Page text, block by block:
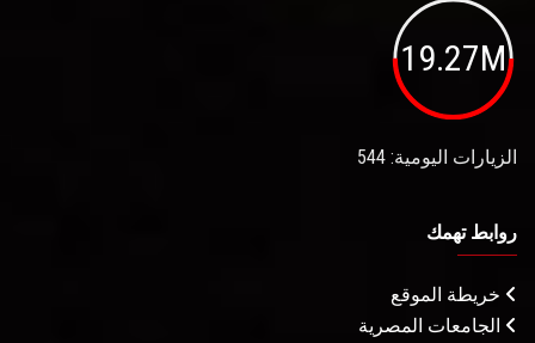
19.27M
الزيارات اليومية: 544
روابط تهمك
خريطة الموقع
الجامعات المصرية